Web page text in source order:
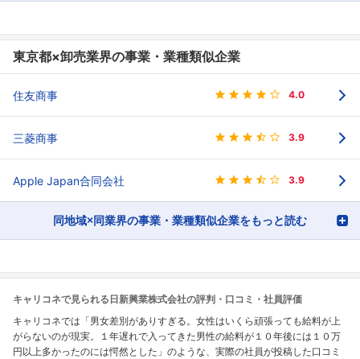
東京都×卸売業界の事業・業種類似企業
住友商事 4.0
三菱商事 3.9
Apple Japan合同会社 3.9
同地域×同業界の事業・業種類似企業をもっと読む
キャリコネで見られる日新興業株式会社の評判・口コミ・社員評価
キャリコネでは「男女差別がありすぎる。女性はいくら頑張っても給料が上
がらないのが現実。１年遅れで入ってきた男性の給料が１０年後には１０万
円以上多かったのには愕然とした」のような、実際の社員が投稿した口コミ